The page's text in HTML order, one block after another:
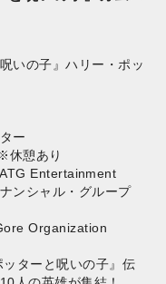
いの子』ハリー・ポッ
ー
休憩あり
Entertainment
ンシャル・グループ
Organization
ターと呪いの子』伝